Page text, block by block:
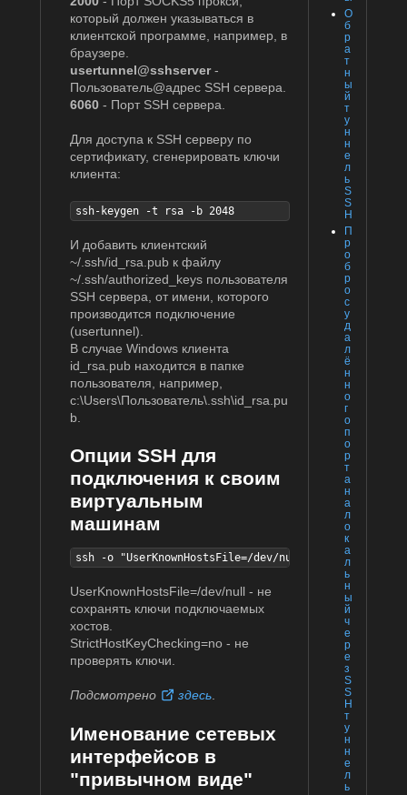
О
б
р
а
т
н
ы
й
т
у
н
н
е
л
ь
S
S
H
П
р
о
б
р
о
с
у
д
а
л
ё
н
н
о
г
о
п
о
р
т
а
н
а
л
о
к
а
л
ь
н
ы
й
ч
е
р
е
з
S
S
H
т
у
н
н
е
л
ь
который должен указываться в
клиентской программе, например, в
браузере.
usertunnel@sshserver-
Пользователь@адрес SSH сервера.
6060 - Порт SSH сервера.
Для доступа к SSH серверу по
сертификату, сгенерировать ключи
клиента:
ssh-keygen -t rsa -b 2048
И добавить клиентский
~/.ssh/id_rsa.pub к файлу
~/.ssh/authorized_keys пользователя
SSH сервера, от имени, которого
производится подключение
(usertunnel).
В случае Windows клиента
id_rsa.pub находится в папке
пользователя, например,
c:\Users\Пользователь\.ssh\id_rsa.pu
b.
Опции SSH для
подключения к своим
виртуальным
машинам
ssh -o "UserKnownHostsFile=/dev/null" -o
UserKnownHostsFile=/dev/null - не
сохранять ключи подключаемых
хостов.
StrictHostKeyChecking=no - не
проверять ключи.
Подсмотрено здесь.
Именование сетевых
интерфейсов в
"привычном виде"